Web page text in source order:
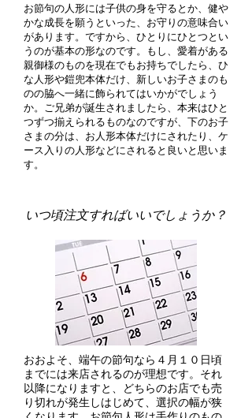
お節句の人形には子供の身を守るとか、健や
かな成長を願うといった、お守りの意味合い
があります。ですから、ひとりにひとつとい
うのが基本の形なのです。もし、愛着がある
親御様のものを現在でもお持ちでしたら、ひ
な人形や鎧兜本体だけ、新しいお子さまのも
のの脇へ一緒に飾られてはいかがでしょう
か。ご兄弟が誕生されましたら、本来はひと
つずつ揃えられるものなのですが、下のお子
さまの分は、お人形本体だけにされたり、ケ
ース入りの人形などにされると良いと思いま
す。
いつ頃注文すればいいでしょうか？
おおよそ、端午の節句なら４月１０日頃
までには来店されるのが理想です。それ
以降になりますと、どちらのお店でも売
り切れが発生しはじめて、選択の幅が狭